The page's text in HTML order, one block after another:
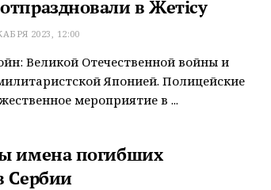
в Жетісу
2023, 12:00
Великой Отечественной войны и
Японией. Полицейские
мероприятие в ...
имена погибших
Сербии